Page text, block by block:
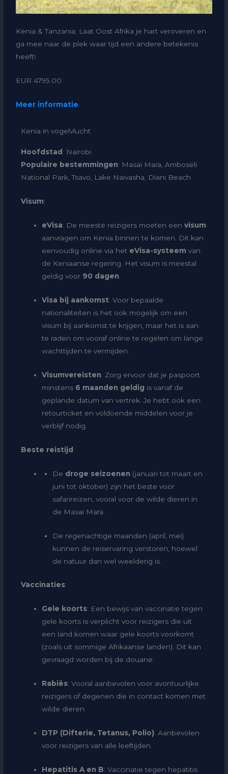
Kenia & Tanzania; Laat Oost Afrika je hart veroveren en
ga mee naar de plek waar tijd een andere betekenis
heeft!.
EUR 4795.00
Meer informatie
Kenia in vogelvlucht
Hoofdstad : Nairobi
Populaire bestemmingen: Masai Mara, Amboseli
National Park, Tsavo, Lake Naivasha, Diani Beach
Visum:
eVisa: De meeste reizigers moeten eenvisum
aanvragen om Kenia binnen te komen. Dit kan
eenvoudig online via het eVisa-systeem van
de Keniaanse regering. Het visum is meestal
geldig voor 90 dagen.
Visa bij aankomst: Voor bepaalde
nationaliteiten is het ook mogelijk om een
visum bij aankomst te krijgen, maar het is aan
te raden om vooraf online te regelen om lange
wachttijden te vermijden.
Visumvereisten: Zorg ervoor dat je paspoort
minstens 6 maanden geldig is vanaf de
geplande datum van vertrek. Je hebt ook een
retourticket en voldoende middelen voor je
verblijf nodig.
Beste reistijd :
De droge seizoenen (januari tot maart en
juni tot oktober) zijn het beste voor
safarireizen, vooral voor de wilde dieren in
de Masai Mara.
De regenachtige maanden (april, mei)
kunnen de reiservaring verstoren, hoewel
de natuur dan wel weelderig is.
Vaccinaties:
Gele koorts: Een bewijs van vaccinatie tegen
gele koorts is verplicht voor reizigers die uit
een land komen waar gele koorts voorkomt
(zoals uit sommige Afrikaanse landen). Dit kan
gevraagd worden bij de douane.
Rabiës: Vooral aanbevolen voor avontuurlijke
reizigers of degenen die in contact komen met
wilde dieren.
DTP (Difterie, Tetanus, Polio): Aanbevolen
voor reizigers van alle leeftijden.
Hepatitis A en B: Vaccinatie tegen hepatitis